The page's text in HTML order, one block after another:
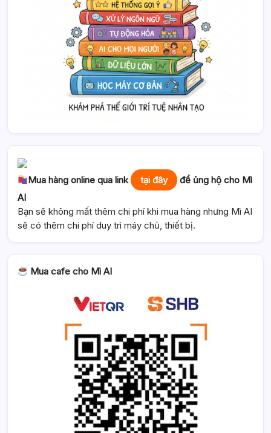
Mua hàng online qua link tại đây
để ủng hộ cho Mì
AI
Bạn sẽ không mất thêm chi phí khi mua hàng nhưng Mì AI
sẽ có thêm chi phí duy trì máy chủ, thiết bị.
Mua cafe cho Mì AI